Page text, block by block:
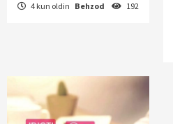
4 kun oldin Behzod 192